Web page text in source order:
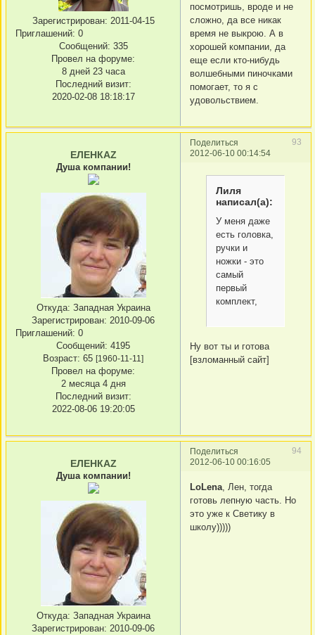
Зарегистрирован: 2011-04-15
Приглашений: 0
Сообщений: 335
Провел на форуме:
8 дней 23 часа
Последний визит:
2020-02-08 18:18:17
посмотришь, вроде и не
сложно, да все никак
время не выкрою. А в
хорошей компании, да
еще если кто-нибудь
волшебными пиночками
помогает, то я с
удовольствием.
Поделиться
93
2012-06-10 00:14:54
ЕЛЕНКАZ
Душа компании!
Откуда: Западная Украина
Зарегистрирован: 2010-09-06
Приглашений: 0
Сообщений: 4195
Возраст: 65 [1960-11-11]
Провел на форуме:
2 месяца 4 дня
Последний визит:
2022-08-06 19:20:05
Лиля
написал(а):
У меня даже
есть головка,
ручки и
ножки - это
самый
первый
комплект,
Ну вот ты и готова
[взломанный сайт]
Поделиться
94
2012-06-10 00:16:05
ЕЛЕНКАZ
Душа компании!
Откуда: Западная Украина
Зарегистрирован: 2010-09-06
LoLena , Лен, тогда
готовь лепную часть. Но
это уже к Светику в
школу)))))